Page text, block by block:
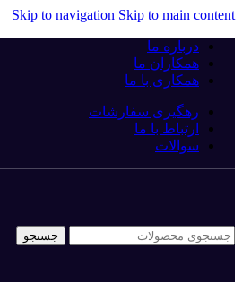
Skip to navigation Skip to main content
درباره ما
همکاران ما
همکاری با ما
رهگیری سفارشات
ارتباط با ما
سوالات
جستجو